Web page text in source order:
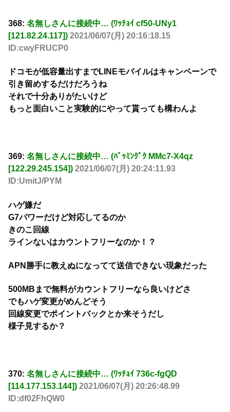
368: 名無しさんに接続中… (ﾜｯﾁｮｲ cf50-UNy1
[121.82.24.117]) 2021/06/07(月) 20:16:18.15
ID:cwyFRUCP0
ドコモが低容量出すまでLINEモバイルはキャンペーンで
引き留めするだけだろうね
それで十分ありがたいけど
もっと面白いこと実験的にやって貰っても構わんよ
369: 名無しさんに接続中… (ﾊﾞｯﾐﾝｸﾞｸ MMc7-X4qz
[122.29.245.154]) 2021/06/07(月) 20:24:11.93
ID:UmitJ/PYM
ハゲ嫌だ
G7パワーだけど対応してるのか
きのこ回線
ラインないはカウントフリーなのか！？
APN勝手に教えぬになってて送信できない現象だった
500MBまで無料がカウントフリーなら良いけどさ
でもハゲ変更がめんどそう
回線変更でポイントバックとか来そうだし
様子見するか？
370: 名無しさんに接続中… (ﾜｯﾁｮｲ 736c-fgQD
[114.177.153.144]) 2021/06/07(月) 20:26:48.99
ID:df02FhQW0